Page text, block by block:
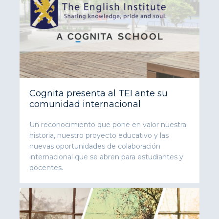
Cognita presenta al TEI ante su
comunidad internacional
Un reconocimiento que pone en valor nuestra
historia, nuestro proyecto educativo y las
nuevas oportunidades de colaboración
internacional que se abren para estudiantes y
docentes.